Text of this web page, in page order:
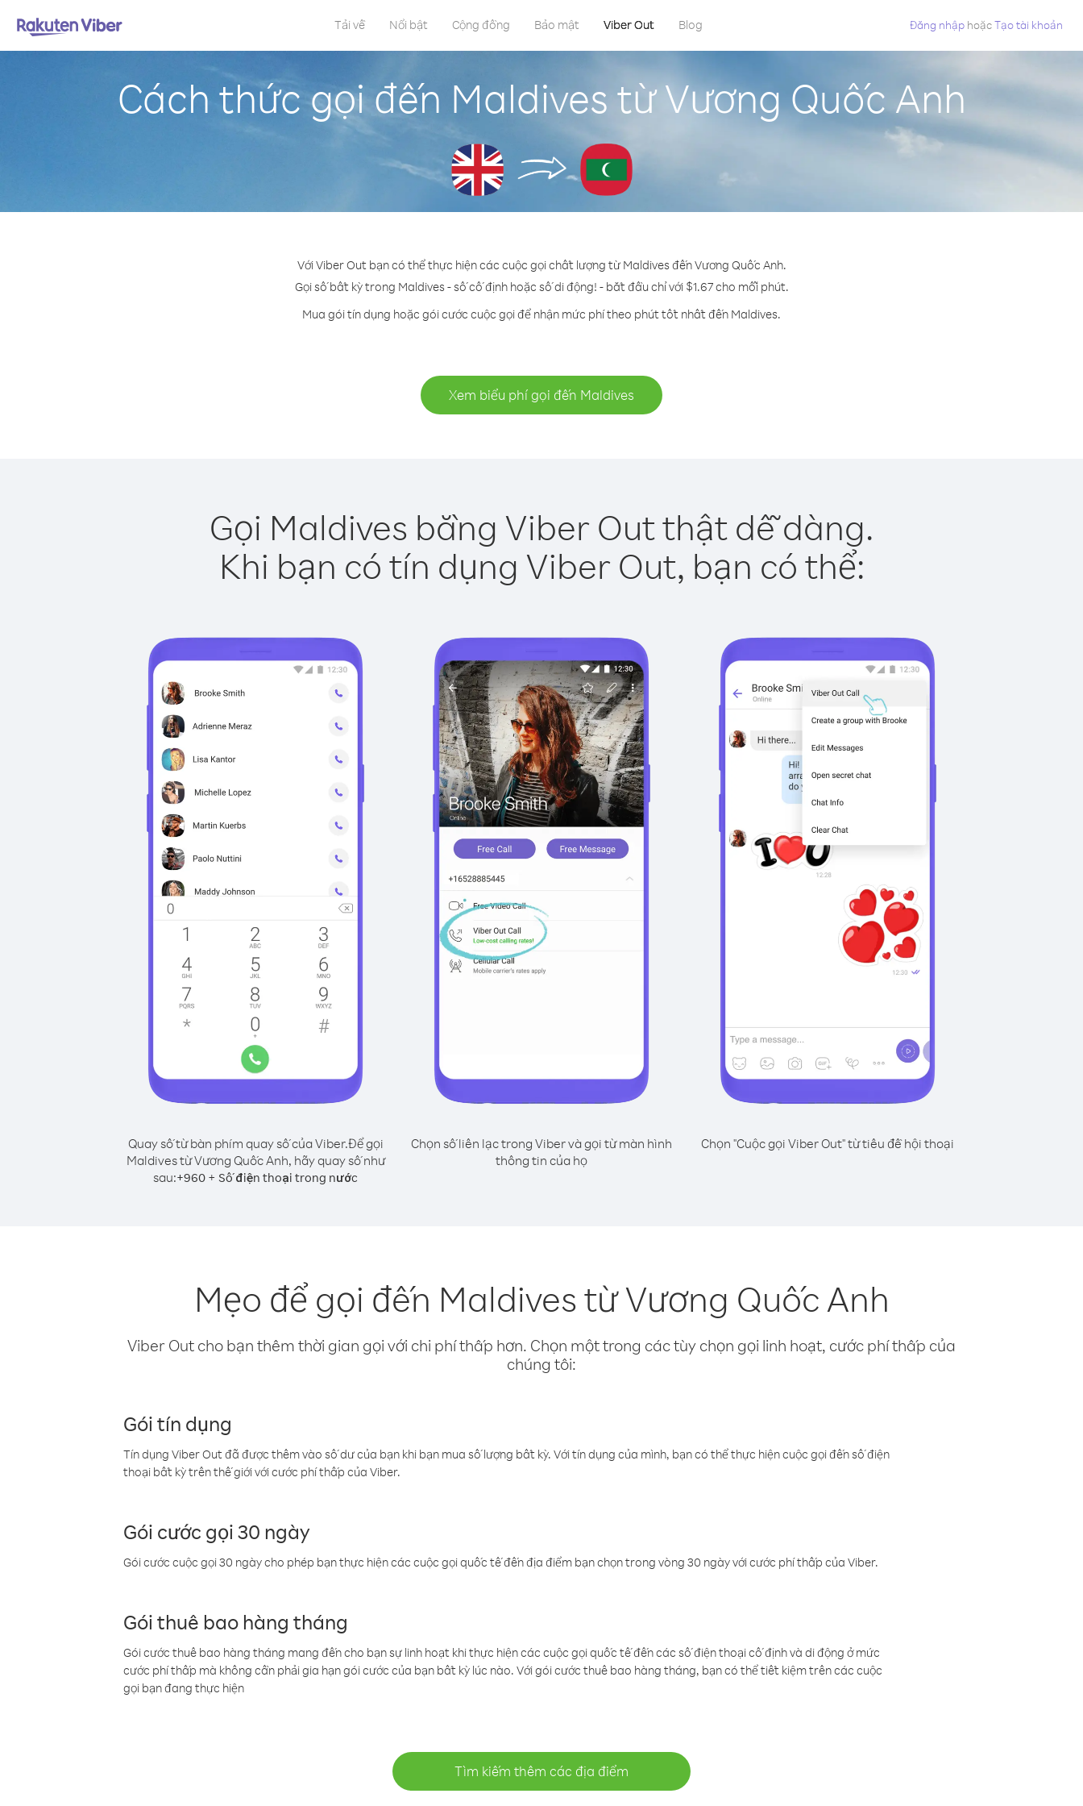
Tải về Nổi bật Cộng đồng Bảo mật Viber Out Blog Đăng nhập hoặcTạo tài khoản
Cách thức gọi đến Maldives từ Vương Quốc Anh
Với Viber Out bạn có thể thực hiện các cuộc gọi chất lượng từ Maldives đến Vương Quốc Anh.
Gọi số bất kỳ trong Maldives - số cố định hoặc số di động! - bắt đầu chỉ với $1.67 cho mỗi phút.
Mua gói tín dụng hoặc gói cước cuộc gọi để nhận mức phí theo phút tốt nhất đến Maldives.
Xem biểu phí gọi đến Maldives
Gọi Maldives bằng Viber Out thật dễ dàng.
Khi bạn có tín dụng Viber Out, bạn có thể:
Quay số từ bàn phím quay số của Viber.Để gọi
Maldives từ Vương Quốc Anh, hãy quay số như
sau:+960 + Số điện thoại trong nước
Chọn số liên lạc trong Viber và gọi từ màn hình
thông tin của họ
Chọn "Cuộc gọi Viber Out" từ tiêu đề hội thoại
Mẹo để gọi đến Maldives từ Vương Quốc Anh
Viber Out cho bạn thêm thời gian gọi với chi phí thấp hơn. Chọn một trong các tùy chọn gọi linh hoạt, cước phí thấp của
chúng tôi:
Gói tín dụng
Tín dụng Viber Out đã được thêm vào số dư của bạn khi bạn mua số lượng bất kỳ. Với tín dụng của mình, bạn có thể thực hiện cuộc gọi đến số điện
thoại bất kỳ trên thế giới với cước phí thấp của Viber.
Gói cước gọi 30 ngày
Gói cước cuộc gọi 30 ngày cho phép bạn thực hiện các cuộc gọi quốc tế đến địa điểm bạn chọn trong vòng 30 ngày với cước phí thấp của Viber.
Gói thuê bao hàng tháng
Gói cước thuê bao hàng tháng mang đến cho bạn sự linh hoạt khi thực hiện các cuộc gọi quốc tế đến các số điện thoại cố định và di động ở mức
cước phí thấp mà không cần phải gia hạn gói cước của bạn bất kỳ lúc nào. Với gói cước thuê bao hàng tháng, bạn có thể tiết kiệm trên các cuộc
gọi bạn đang thực hiện
Tìm kiếm thêm các địa điểm